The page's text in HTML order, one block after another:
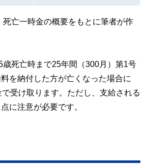
死亡一時金の概要をもとに筆者が作
歳死亡時まで25年間（300月）第1号
を納付した方が亡くなった場合に
受け取ります。ただし、支給される
に注意が必要です。